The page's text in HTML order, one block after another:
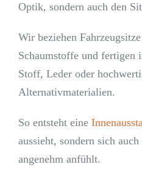
Optik, sondern auch den
Wir beziehen
Schaumstoffe und fertigen
Stoff, Leder oder
Alternativmaterialien.
So entsteht eine
aussieht, sondern sich
angenehm anfühlt.